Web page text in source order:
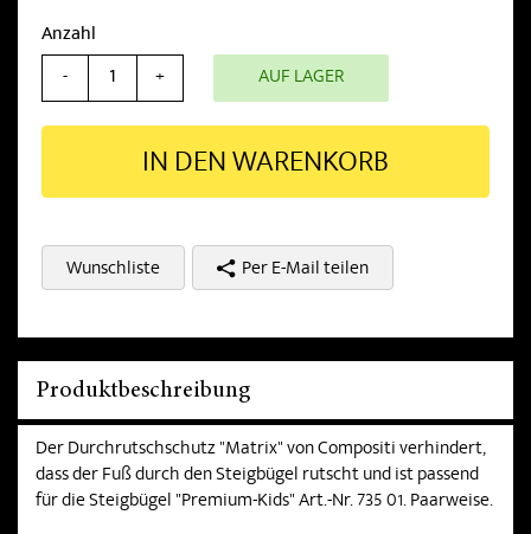
Anzahl
- + AUF LAGER
IN DEN WARENKORB
Wunschliste Per E-Mail teilen
Produktbeschreibung
Der Durchrutschschutz "Matrix" von Compositi verhindert,
dass der Fuß durch den Steigbügel rutscht und ist passend
für die Steigbügel "Premium-Kids" Art.-Nr. 735 01. Paarweise.